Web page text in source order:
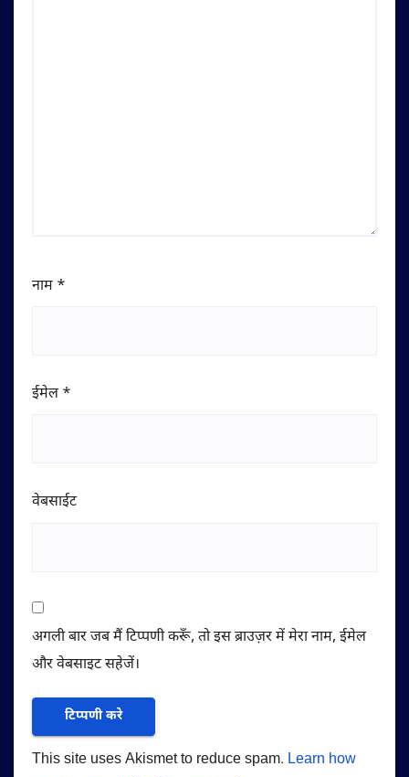
नाम *
ईमेल *
वेबसाईट
अगली बार जब मैं टिप्पणी करूँ, तो इस ब्राउज़र में मेरा नाम, ईमेल
और वेबसाइट सहेजें।
This site uses Akismet to reduce spam. Learn how